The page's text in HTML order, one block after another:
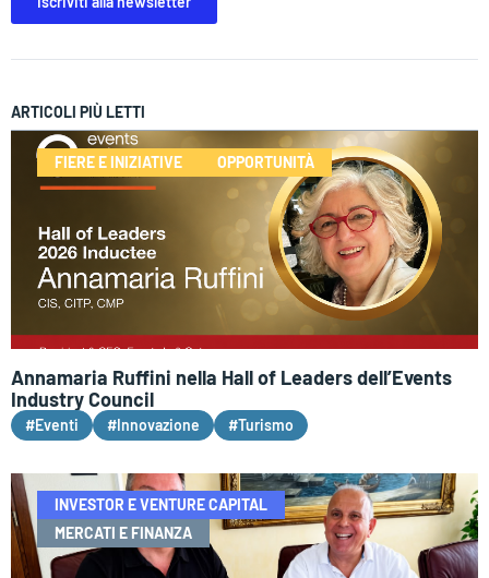
ARTICOLI PIÙ LETTI
FIERE E INIZIATIVE OPPORTUNITÀ
Annamaria Ruffini nella Hall of Leaders dell’Events
Industry Council
#Eventi #Innovazione #Turismo
INVESTOR E VENTURE CAPITAL
MERCATI E FINANZA